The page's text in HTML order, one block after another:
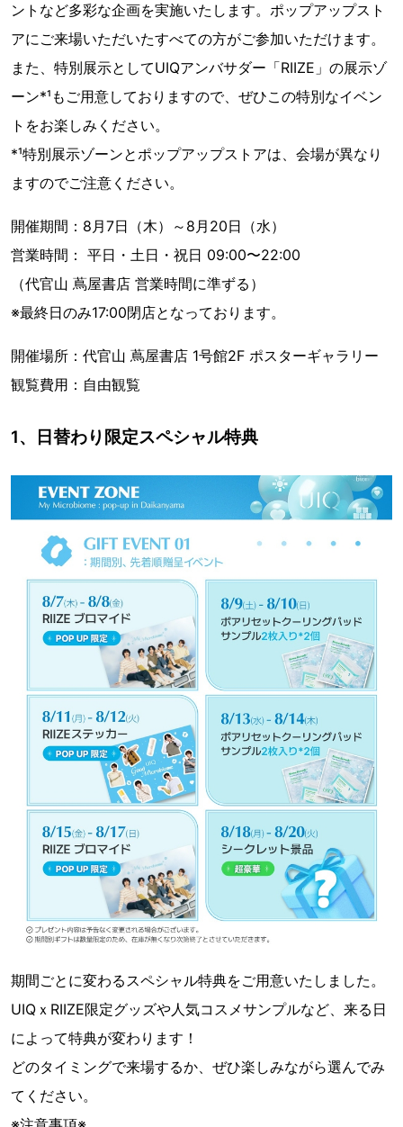
ントなど多彩な企画を実施いたします。ポップアップスト
アにご来場いただいたすべての方がご参加いただけます。
また、特別展示としてUIQアンバサダー「RIIZE」の展示ゾ
ーン*¹もご用意しておりますので、ぜひこの特別なイベン
トをお楽しみください。
*¹特別展示ゾーンとポップアップストアは、会場が異なり
ますのでご注意ください。
開催期間：8月7日（木）～8月20日（水）
営業時間： 平日・土日・祝日 09:00〜22:00
（代官山 蔦屋書店 営業時間に準ずる）
※最終日のみ17:00閉店となっております。
開催場所：代官山 蔦屋書店 1号館2F ポスターギャラリー
観覧費用：自由観覧
1、日替わり限定スペシャル特典
期間ごとに変わるスペシャル特典をご用意いたしました。
UIQｘRIIZE限定グッズや人気コスメサンプルなど、来る日
によって特典が変わります！
どのタイミングで来場するか、ぜひ楽しみながら選んでみ
てください。